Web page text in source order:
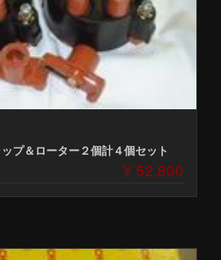
プ＆ローター２個計４個セット
¥ 52,800